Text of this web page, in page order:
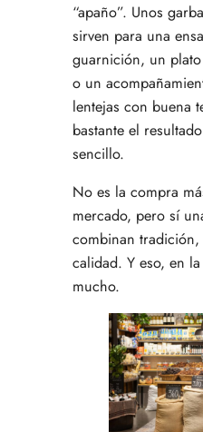
“apaño”. Unos
sirven para una
guarnición, un
o un
lentejas con buena
bastante el
sencillo.
No es la compra
mercado, pero sí
combinan
calidad. Y eso, en
mucho.